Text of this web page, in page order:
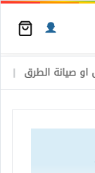
الطرق |